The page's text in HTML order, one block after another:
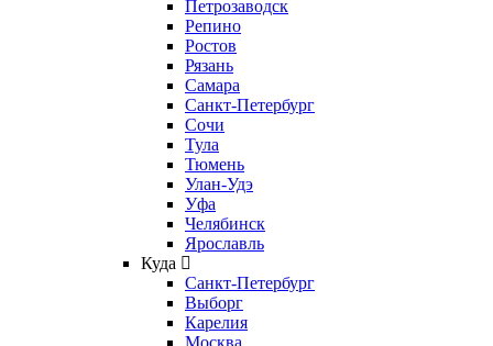
Петрозаводск
Репино
Ростов
Рязань
Самара
Санкт-Петербург
Сочи
Тула
Тюмень
Улан-Удэ
Уфа
Челябинск
Ярославль
Куда
Санкт-Петербург
Выборг
Карелия
Москва